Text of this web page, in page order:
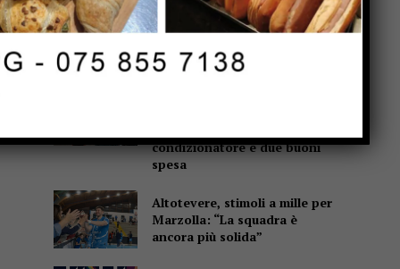
Fiere di San Bartolomeo, la
Chianina torna in gara: al
giganti bianchi
condizionatore e due buoni
spesa
Altotevere, stimoli a mille per
Marzolla: “La squadra è
ancora più solida”